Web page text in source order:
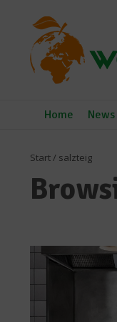
Home News
Start/ salzteig